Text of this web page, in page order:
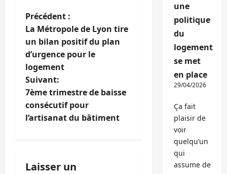
N
a
v
i
g
a
i
Précédent :
La Métropole de Lyon tire
un bilan positif du plan
d’urgence pour le
logement
Suivant:
7ème trimestre de baisse
consécutif pour
l’artisanat du bâtiment
Laisser un
une
politique
du
logement
se met
en place
29/04/2026
Ça fait
plaisir de
voir
quelqu’un
qui
assume de